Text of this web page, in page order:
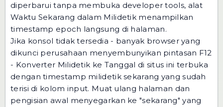
diperbarui tanpa membuka developer tools, alat
Waktu Sekarang dalam Milidetik menampilkan
timestamp epoch langsung di halaman.
Jika konsol tidak tersedia - banyak browser yang
dikunci perusahaan menyembunyikan pintasan F12
- Konverter Milidetik ke Tanggal di situs ini terbuka
dengan timestamp milidetik sekarang yang sudah
terisi di kolom input. Muat ulang halaman dan
pengisian awal menyegarkan ke "sekarang" yang